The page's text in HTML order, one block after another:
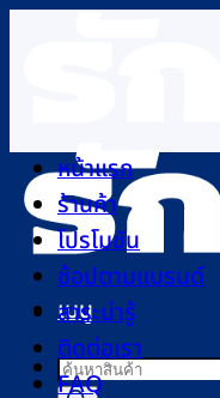
เมนู
Products
หน้าแรก
ร้านค้า
โปรโมชัน
ช้อปตามแบรนด์
สาระน่ารู้
ติดต่อเรา
FAQ